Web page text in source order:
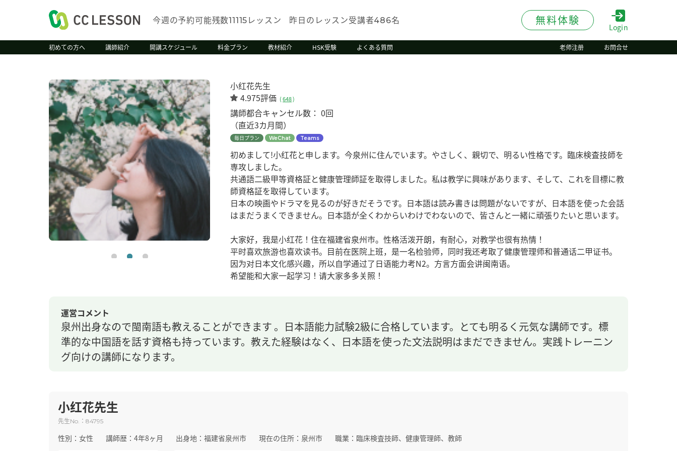
今週の予約可能残数11115 レッスン 昨日のレッスン受講者486名 無料体験
Login
初めての方へ 講師紹介 開講スケジュール 料金プラン 教材紹介 HSK受験 よくある質問 老师注册 お問合せ
小红花先生
4.975評価 (648)
講師都合キャンセル数： 0回
（直近3カ月間）
毎日プラン WeChat Teams
初めまして!小红花と申します。今泉州に住んでいます。やさしく、親切で、明るい性格です。臨床検査技師を
専攻しました。
共通語二級甲等資格証と健康管理師証を取得しました。私は教学に興味があります、そして、これを目標に教
師資格証を取得しています。
日本の映画やドラマを見るのが好きだそうです。日本語は読み書きは問題がないですが、日本語を使った会話
はまだうまくできません。日本語が全くわからいわけでわないので、皆さんと一緒に頑張りたいと思います。
大家好，我是小红花！住在福建省泉州市。性格活泼开朗，有耐心，对教学也很有热情！
平时喜欢旅游也喜欢读书。目前在医院上班，是一名检验师，同时我还考取了健康管理师和普通话二甲证书。
因为对日本文化感兴趣，所以自学通过了日语能力考N2。方言方面会讲闽南语。
希望能和大家一起学习！请大家多多关照！
運営コメント
泉州出身なので閩南語も教えることができます 。日本語能力試験2級に合格しています。とても明るく元気な講師です。標
準的な中国語を話す資格も持っています。教えた経験はなく、日本語を使った文法説明はまだできません。実践トレーニン
グ向けの講師になります。
小红花先生
先生No. ： 84795
性別： 女性 講師歴： 4年8ヶ月 出身地： 福建省泉州市 現在の住所： 泉州市 職業： 臨床検査技師、健康管理師、教師